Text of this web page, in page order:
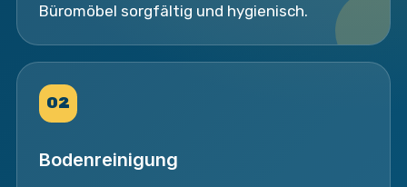
Büromöbel sorgfältig und hygienisch.
02
Bodenreinigung